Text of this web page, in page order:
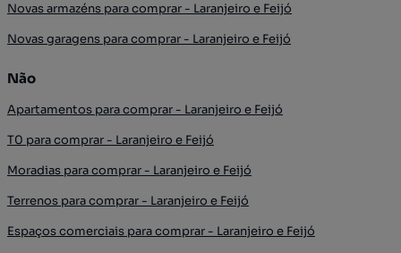
Novas armazéns para comprar - Laranjeiro e Feijó
Novas garagens para comprar - Laranjeiro e Feijó
Não
Apartamentos para comprar - Laranjeiro e Feijó
T0 para comprar - Laranjeiro e Feijó
Moradias para comprar - Laranjeiro e Feijó
Terrenos para comprar - Laranjeiro e Feijó
Espaços comerciais para comprar - Laranjeiro e Feijó